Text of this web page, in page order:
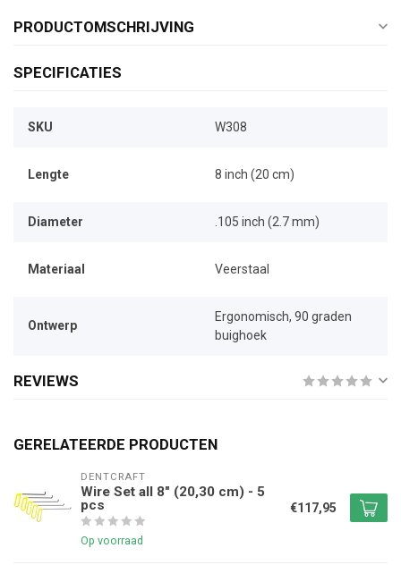
PRODUCTOMSCHRIJVING
SPECIFICATIES
SKU W308
Lengte 8 inch (20 cm)
Diameter .105 inch (2.7 mm)
Materiaal Veerstaal
Ontwerp
Ergonomisch, 90 graden
buighoek
REVIEWS
GERELATEERDE PRODUCTEN
DENTCRAFT
Wire Set all 8" (20,30 cm) - 5
pcs
Op voorraad
€117,95